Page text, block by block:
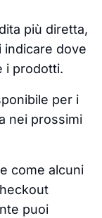
più diretta,
indicare dove
i prodotti.
per i
nei prossimi
come alcuni
puoi